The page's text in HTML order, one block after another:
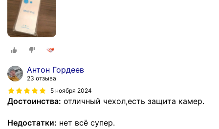
Антон Гордеев
23 отзыва
5 ноября 2024
Достоинства: отличный чехол,есть защита камер.
Недостатки: нет всё супер.